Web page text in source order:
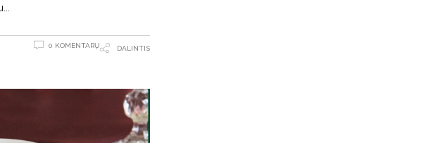
0 KOMENTARŲ DALINTIS